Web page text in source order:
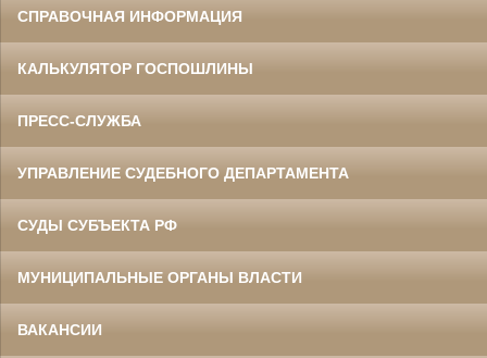
СПРАВОЧНАЯ ИНФОРМАЦИЯ
КАЛЬКУЛЯТОР ГОСПОШЛИНЫ
ПРЕСС-СЛУЖБА
УПРАВЛЕНИЕ СУДЕБНОГО ДЕПАРТАМЕНТА
СУДЫ СУБЪЕКТА РФ
МУНИЦИПАЛЬНЫЕ ОРГАНЫ ВЛАСТИ
ВАКАНСИИ